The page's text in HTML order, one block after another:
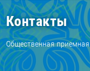
Контакты
Общественная приемная